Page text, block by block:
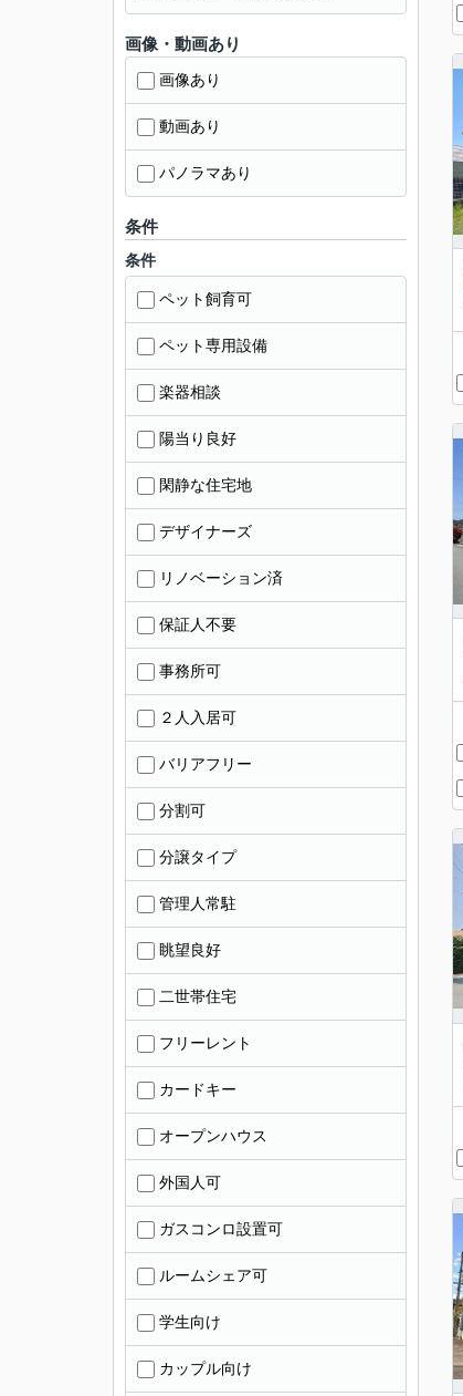
画像・動画あり
画像あり
動画あり
パノラマあり
条件
条件
ペット飼育可
ペット専用設備
楽器相談
陽当り良好
閑静な住宅地
デザイナーズ
リノベーション済
保証人不要
事務所可
２人入居可
バリアフリー
分割可
分譲タイプ
管理人常駐
眺望良好
二世帯住宅
フリーレント
カードキー
オープンハウス
外国人可
ガスコンロ設置可
ルームシェア可
学生向け
カップル向け